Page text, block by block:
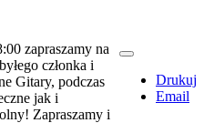
Drukuj
Email
zapraszamy na
członka i
Gitary, podczas
jak i
Zapraszamy i